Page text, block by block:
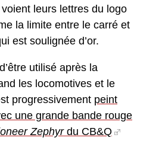
leurs lettres du logo
la limite entre le carré et
est soulignée d’or.
utilisé après la
les locomotives et le
progressivement peint
une grande bande rouge
Zephyrdu CB&Q